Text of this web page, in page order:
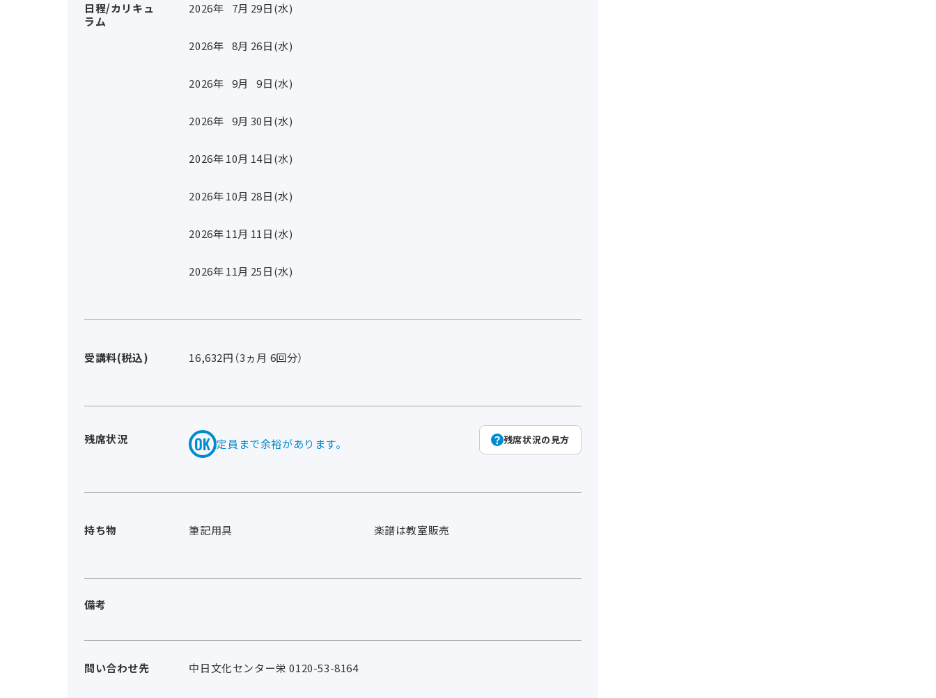
日程/カリキュ
ラム
2026年 7月 29日(水)
2026年 8月 26日(水)
2026年 9月 9日(水)
2026年 9月 30日(水)
2026年10月 14日(水)
2026年10月 28日(水)
2026年11月 11 日(水)
2026年11月 25日(水)
受講料(税込) 16,632円（3ヵ月 6回分）
残席状況 定員まで余裕があります。 残席状況の見方
持ち物 筆記用具 楽譜は教室販売
備考
問い合わせ先 中日文化センター栄 0120-53-8164